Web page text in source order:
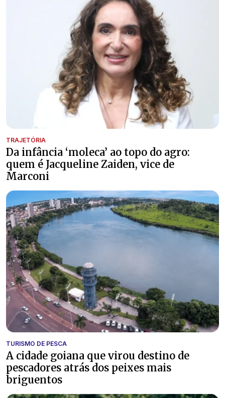
TRAJETÓRIA
Da infância ‘moleca’ ao topo do agro:
quem é Jacqueline Zaiden, vice de
Marconi
TURISMO DE PESCA
A cidade goiana que virou destino de
pescadores atrás dos peixes mais
briguentos